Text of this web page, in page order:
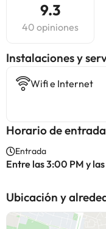
9.3
40 opiniones
Instalaciones y
Wifi e Internet
Horario de
Entrada
Entre las 3:00 PM y
Ubicación y